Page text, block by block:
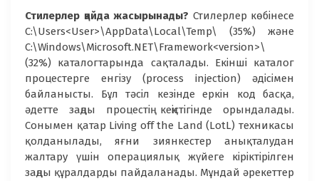
Стилерлер қайда жасырынады? Стилерлер көбінесе
C:\Users<User>\AppData\Local\Temp\ (35%) және
C:\Windows\Microsoft.NET\Framework<version>\
(32%) каталогтарында сақталады. Екінші каталог
процестерге енгізу (process injection) әдісімен
байланысты. Бұл тәсіл кезінде еркін код басқа,
әдетте заңды процестің кеңістігінде орындалады.
Сонымен қатар Living off the Land (LotL) техникасы
қолданылады, яғни зиянкестер анықталудан
жалтару үшін операциялық жүйеге кіріктірілген
заңды құралдарды пайдаланады. Мұндай әрекеттер